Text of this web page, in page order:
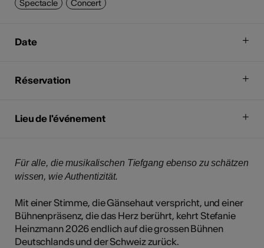
Spectacle Concert
Date
Réservation
Lieu de l'événement
Für alle, die musikalischen Tiefgang ebenso zu schätzen
wissen, wie Authentizität.
Mit einer Stimme, die Gänsehaut verspricht, und einer
Bühnenpräsenz, die das Herz berührt, kehrt Stefanie
Heinzmann 2026 endlich auf die grossen Bühnen
Deutschlands und der Schweiz zurück.